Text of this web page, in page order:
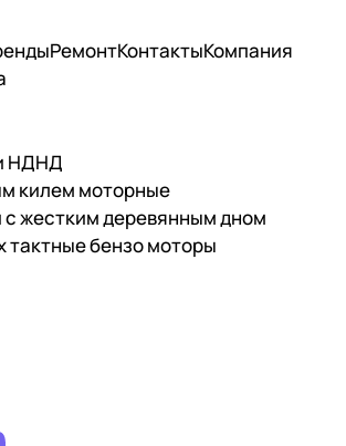
РемонтКонтактыКомпания
НДНД
килем моторные
жестким деревянным дном
тактные бензо моторы